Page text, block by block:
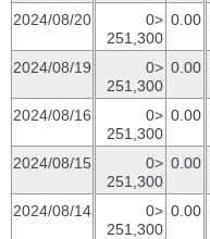
2024/08/20
0>
251,300
0.00
2024/08/19
0>
251,300
0.00
2024/08/16
0>
251,300
0.00
2024/08/15
0>
251,300
0.00
2024/08/14
0>
251,300
0.00